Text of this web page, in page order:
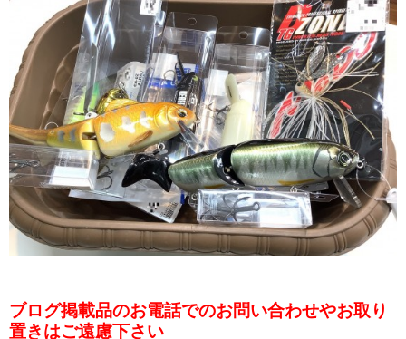
ブログ掲載品のお電話でのお問い合わせやお取り
置きはご遠慮下さい